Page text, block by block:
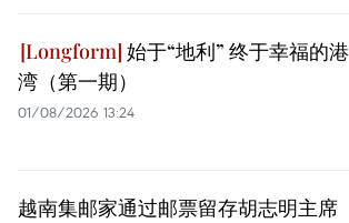
始于“地利” 终于幸福的港
湾（第一期）
01/08/2026 13:24
越南集邮家通过邮票留存胡志明主席